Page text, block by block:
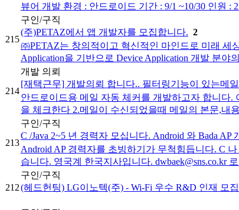
뷰어 개발 환경 : 안드로이드 기간 : 9/1 ~10/30 인원 :
215
구인/구직
(주)PETAZ에서 앱 개발자를 모집합니다. 2
㈜PETAZ는 창의적이고 혁신적인 마인드로 미래 세
Application을 기반으로 Device Application 개발 분야
214
개발 의뢰
[재택근무] 개발의뢰 합니다.. 필터링기능이 있는메
안드로이드용 메일 자동 체커를 개발하고자 합니다
을 체크한다 2.메일이 수신되었을때 메일의 본문,내
213
구인/구직
C /Java 2~5 년 경력자 모십니다. Android 와 Bada AP
Android AP 경력자를 초빙하기가 무척힘듭니다. C
습니다. 영국계 한국지사입니다. dwbaek@sns.co.kr
212
구인/구직
(헤드헌팅) LG이노텍(주) - Wi-Fi 우수 R&D 인재 모집